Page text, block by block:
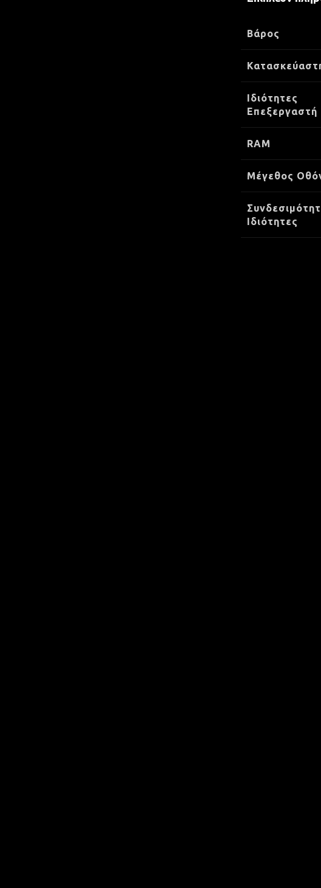
Βάρος
Ιδιότητες
Επεξεργαστή
RAM
Μέγεθος
Ιδιότητες